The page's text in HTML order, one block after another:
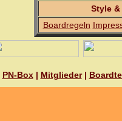
Style
Boardregeln
PN-Box| Mitglieder|